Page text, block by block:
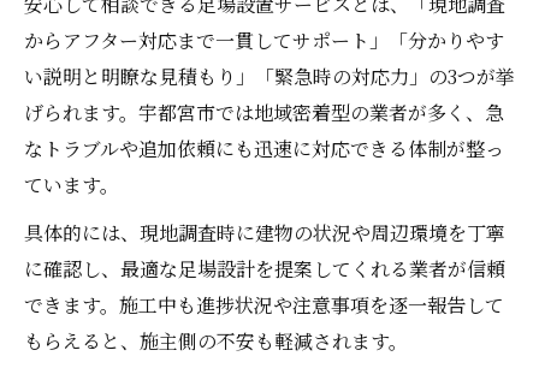
特徴
足場組み立て工事の契約前に確認したい項
目
信頼できる足場組み立て業者の見極め方
足場設置でトラブルを避けるための対策と
からアフター対応まで一貫してサポート」「分かりやす
い説明と明瞭な見積もり」「緊急時の対応力」の3つが挙
げられます。宇都宮市では地域密着型の業者が多く、急
なトラブルや追加依頼にも迅速に対応できる体制が整っ
ています。
具体的には、現地調査時に建物の状況や周辺環境を丁寧
に確認し、最適な足場設計を提案してくれる業者が信頼
できます。施工中も進捗状況や注意事項を逐一報告して
もらえると、施主側の不安も軽減されます。